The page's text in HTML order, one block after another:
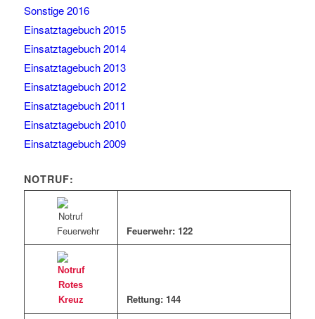
Sonstige 2016
Einsatztagebuch 2015
Einsatztagebuch 2014
Einsatztagebuch 2013
Einsatztagebuch 2012
Einsatztagebuch 2011
Einsatztagebuch 2010
Einsatztagebuch 2009
NOTRUF:
Feuerwehr: 122
Rettung: 144